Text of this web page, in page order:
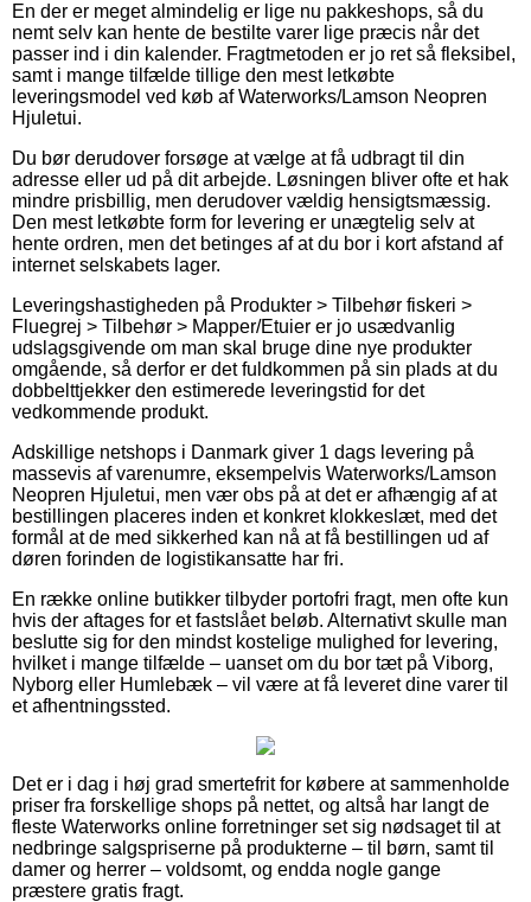
En der er meget almindelig er lige nu pakkeshops, så du
nemt selv kan hente de bestilte varer lige præcis når det
passer ind i din kalender. Fragtmetoden er jo ret så fleksibel,
samt i mange tilfælde tillige den mest letkøbte
leveringsmodel ved køb af Waterworks/Lamson Neopren
Hjuletui.
Du bør derudover forsøge at vælge at få udbragt til din
adresse eller ud på dit arbejde. Løsningen bliver ofte et hak
mindre prisbillig, men derudover vældig hensigtsmæssig.
Den mest letkøbte form for levering er unægtelig selv at
hente ordren, men det betinges af at du bor i kort afstand af
internet selskabets lager.
Leveringshastigheden på Produkter > Tilbehør fiskeri >
Fluegrej > Tilbehør > Mapper/Etuier er jo usædvanlig
udslagsgivende om man skal bruge dine nye produkter
omgående, så derfor er det fuldkommen på sin plads at du
dobbelttjekker den estimerede leveringstid for det
vedkommende produkt.
Adskillige netshops i Danmark giver 1 dags levering på
massevis af varenumre, eksempelvis Waterworks/Lamson
Neopren Hjuletui, men vær obs på at det er afhængig af at
bestillingen placeres inden et konkret klokkeslæt, med det
formål at de med sikkerhed kan nå at få bestillingen ud af
døren forinden de logistikansatte har fri.
En række online butikker tilbyder portofri fragt, men ofte kun
hvis der aftages for et fastslået beløb. Alternativt skulle man
beslutte sig for den mindst kostelige mulighed for levering,
hvilket i mange tilfælde – uanset om du bor tæt på Viborg,
Nyborg eller Humlebæk – vil være at få leveret dine varer til
et afhentningssted.
Det er i dag i høj grad smertefrit for købere at sammenholde
priser fra forskellige shops på nettet, og altså har langt de
fleste Waterworks online forretninger set sig nødsaget til at
nedbringe salgspriserne på produkterne – til børn, samt til
damer og herrer – voldsomt, og endda nogle gange
præstere gratis fragt.